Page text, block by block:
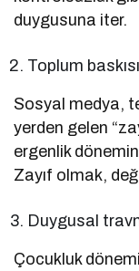
duygusuna iter.
Toplum
Sosyal medya,
yerden gelen
ergenlik
Zayıf olmak,
Duygusal
Çocukluk